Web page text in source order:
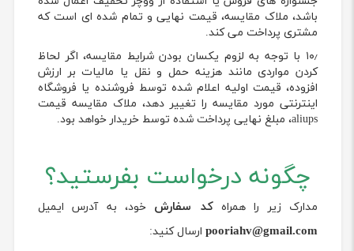
باشد، ملاک مقایسه، قیمت نهایی و تمام شده ای است که
مشتری پرداخت می کند.
۱۰٫ با توجه به لزوم یکسان بودن شرایط مقایسه، اگر لحاظ
کردن مواردی مانند هزینه حمل و نقل یا مالیات بر ارزش
افزوده، قیمت اولیه اعلام شده توسط فروشنده یا فروشگاه
اینترنتی مورد مقایسه را تغییر دهد، ملاک مقایسه قیمت
aliups، مبلغ نهایی پرداخت شده توسط خریدار خواهد بود.
چگونه درخواست بفرستید؟
مدارک زیر را همراهکد سفارش خود، به آدرس ایمیل
pooriahv@gmail.com ارسال کنید: